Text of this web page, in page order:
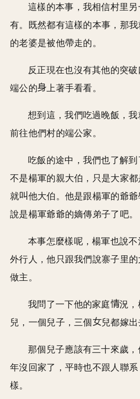
這樣的本事，我相信村里
有。既然都有這樣的本事，那
的老婆是被他帶走的。
反正現在也沒有其他的突
端公的
上著手看看。
想到這，我們吃過晚飯，我
前往他們村的端公家。
吃飯的途中，我們也了解
不是楊軍的親大伯，只是大家
就
他大伯。他是跟楊軍的爺
說是楊軍爺爺的嫡傳弟子了吧。
本事怎麼樣呢，楊軍也說
外行人，他只跟我們說寨子里
做主。
我問了一下他的家庭
況，
兒，一個兒子，三個
兒都嫁出
那個兒子應該有三十來歲
年沒回家了，平時也不跟人聯
樣。